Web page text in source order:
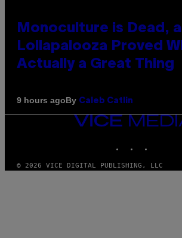
Monoculture is Dead,
Lollapalooza Proved
Actually a Great Thing
9 hours agoBy Caleb Catlin
VICE
MEDIA
© 2026 VICE DIGITAL PUBLISHING, LLC